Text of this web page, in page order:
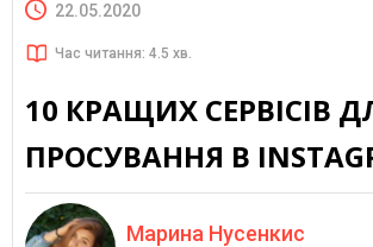
22.05.2020
Час читання: 4.5 хв.
10 КРАЩИХ СЕРВІСІВ
ПРОСУВАННЯ В
Марина Нусенкис